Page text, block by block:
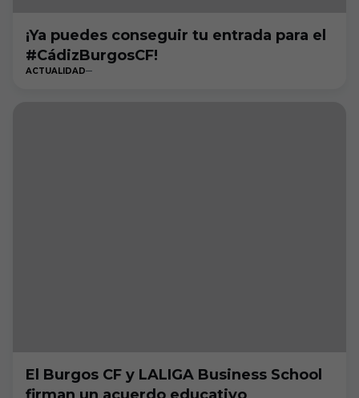
¡Ya puedes conseguir tu entrada para el
#CádizBurgosCF!
ACTUALIDAD
El Burgos CF y LALIGA Business School